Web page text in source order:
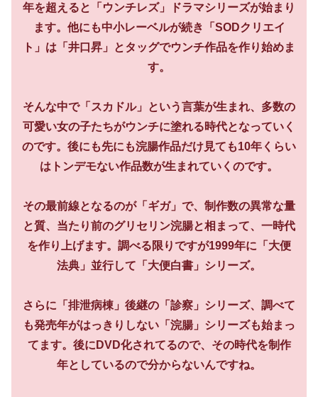
年を超えると「ウンチレズ」ドラマシリーズが始まり
ます。他にも中小レーベルが続き「SODクリエイ
ト」は「井口昇」とタッグでウンチ作品を作り始めま
す。
そんな中で「スカドル」という言葉が生まれ、多数の
可愛い女の子たちがウンチに塗れる時代となっていく
のです。後にも先にも浣腸作品だけ見ても10年くらい
はトンデモない作品数が生まれていくのです。
その最前線となるのが「ギガ」で、制作数の異常な量
と質、当たり前のグリセリン浣腸と相まって、一時代
を作り上げます。調べる限りですが1999年に「大便
法典」並行して「大便白書」シリーズ。
さらに「排泄病棟」後継の「診察」シリーズ、調べて
も発売年がはっきりしない「浣腸」シリーズも始まっ
てます。後にDVD化されてるので、その時代を制作
年としているので分からないんですね。